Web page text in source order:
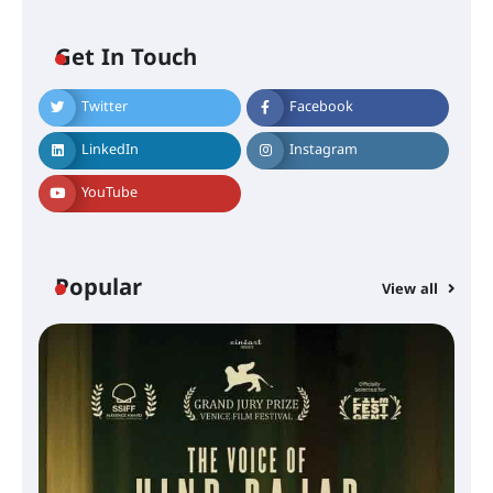
Get In Touch
Twitter Facebook
LinkedIn Instagram
YouTube
Popular View all